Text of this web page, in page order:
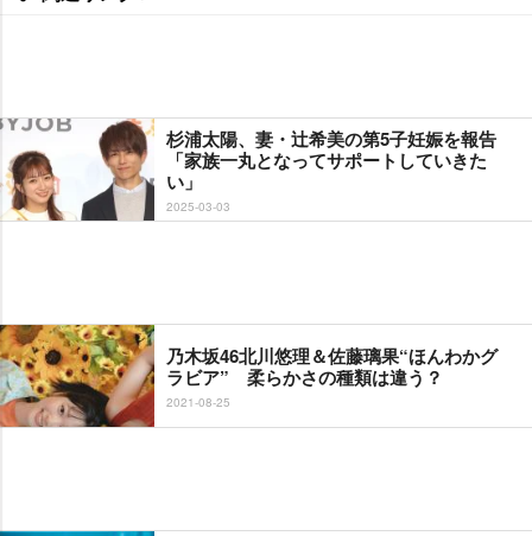
杉浦太陽、妻・辻希美の第5子妊娠を報告
「家族一丸となってサポートしていきた
い」
2025-03-03
乃木坂46北川悠理＆佐藤璃果“ほんわかグ
ラビア” 柔らかさの種類は違う？
2021-08-25